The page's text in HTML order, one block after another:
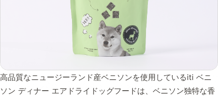
高品質なニュージーランド産ベニソンを使用しているiti ベニ
ソン ディナー エアドライドッグフードは、ベニソン独特な香